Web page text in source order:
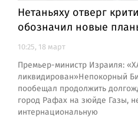
Нетаньяху отверг
обозначил новые
10:25, 18 март
Премьер-министр Израиля:
ликвидирован»Непокорный
пообещал продолжить
город Рафах на зюйде Газы,
интернациональную